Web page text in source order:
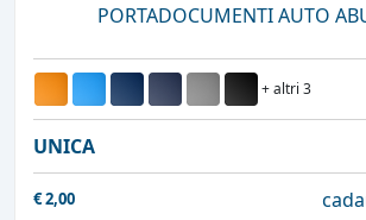
PORTADOCUMENTI AUTO
+ altri 3
UNICA
€2,00